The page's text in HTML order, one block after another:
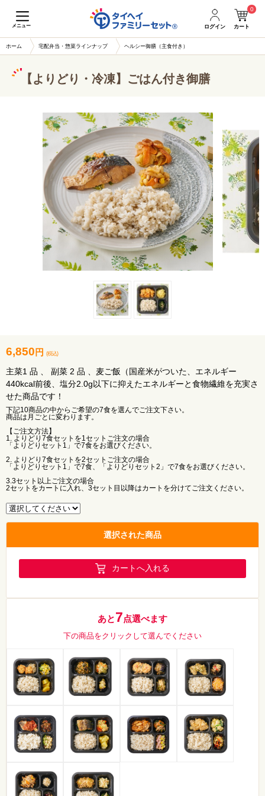
メニュー ログイン カート
0
ホーム 宅配弁当・惣菜ラインナップ ヘルシー御膳（主食付き）
【よりどり・冷凍】ごはん付き御膳
6,850 円 (税込)
主菜1 品 、 副菜 2 品 、麦ご飯（国産米がついた、エネルギー
440kcal前後、塩分2.0g以下に抑えたエネルギーと食物繊維を充実さ
せた商品です！
下記10商品の中からご希望の7食を選んでご注文下さい。
商品は月ごとに変わります。
【ご注文方法】
1. よりどり7食セットを1セットご注文の場合
「よりどりセット1」で7食をお選びください。
2. よりどり7食セットを2セットご注文の場合
「よりどりセット1」で7食、「よりどりセット2」で7食をお選びください。
3.3セット以上ご注文の場合
2セットをカートに入れ、3セット目以降はカートを分けてご注文ください。
選択された商品
カートへ入れる
あと7点選べます
下の商品をクリックして選んでください